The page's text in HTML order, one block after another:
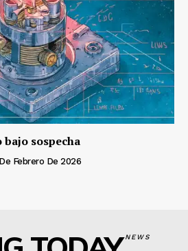
bajo sospecha
Febrero De 2026
NEWS